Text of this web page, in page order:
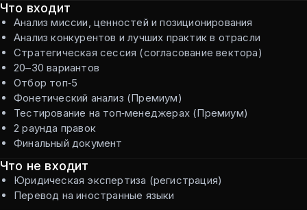
Что входит
Анализ миссии, ценностей и позиционирования
Анализ конкурентов и лучших практик в отрасли
Стратегическая сессия (согласование вектора)
20–30 вариантов
Отбор топ‑5
Фонетический анализ (Премиум)
Тестирование на топ‑менеджерах (Премиум)
2 раунда правок
Финальный документ
Что не входит
Юридическая экспертиза (регистрация)
Перевод на иностранные языки